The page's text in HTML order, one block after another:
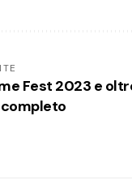
Fest 2023 e